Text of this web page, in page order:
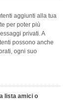
aggiunti alla tua
per poter più
privati. A
possono anche
ogni suo
lista amici o